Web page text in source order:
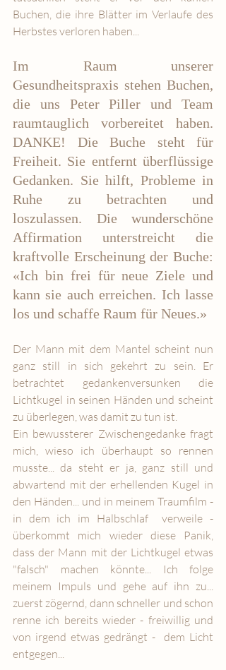
Buchen, die ihre Blätter im Verlaufe des
Herbstes verloren haben...
Im Raum unserer
Gesundheitspraxis stehen Buchen,
die uns Peter Piller und Team
raumtauglich vorbereitet haben.
DANKE! Die Buche steht für
Freiheit. Sie entfernt überflüssige
Gedanken. Sie hilft, Probleme in
Ruhe zu betrachten und
loszulassen. Die wunderschöne
Affirmation unterstreicht die
kraftvolle Erscheinung der Buche:
«Ich bin frei für neue Ziele und
kann sie auch erreichen. Ich lasse
los und schaffe Raum für Neues.»
Der Mann mit dem Mantel scheint nun
ganz still in sich gekehrt zu sein. Er
betrachtet gedankenversunken die
Lichtkugel in seinen Händen und scheint
zu überlegen, was damit zu tun ist.
Ein bewussterer Zwischengedanke fragt
mich, wieso ich überhaupt so rennen
musste... da steht er ja, ganz still und
abwartend mit der erhellenden Kugel in
den Händen... und in meinem Traumfilm -
in dem ich im Halbschlaf  verweile -
überkommt mich wieder diese Panik,
dass der Mann mit der Lichtkugel etwas
"falsch" machen könnte... Ich folge
meinem Impuls und gehe auf ihn zu...
zuerst zögernd, dann schneller und schon
renne ich bereits wieder - freiwillig und
von irgend etwas gedrängt -  dem Licht
entgegen...